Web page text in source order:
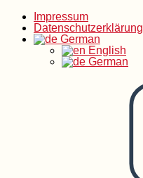
Zum
Impressum
Datenschutzerklärung
German
English
German